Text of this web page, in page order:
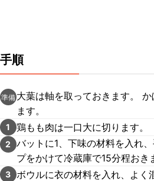
手順
準備 大葉は軸を取っておきます。
ます。
1 鶏もも肉は一口大に切ります。
2
バットに1、下味の材料を入れ
プをかけて冷蔵庫で15分程おき
3 ボウルに衣の材料を入れ、よく